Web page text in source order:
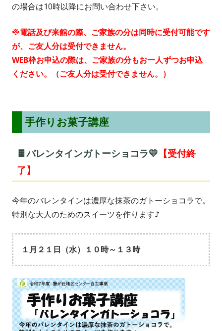
の場合は10時以降にお問い合わせ下さい。
※電話及び来館の際、ご家族の分は同時に受付可能です
が、ご友人分は受付できません。
WEB枠お申込の際は、ご家族の分もお一人ずつお申込
ください。（ご友人分は受付できません。）
手作りお菓子講座
🍫バレンタインガトーショコラ💛 【受付終
了】
今年のバレンタインは濃厚な抹茶のガトーショコラで。
特別な大人のためのスイーツを作ります♪
１月２１日（水）１０時～１３時